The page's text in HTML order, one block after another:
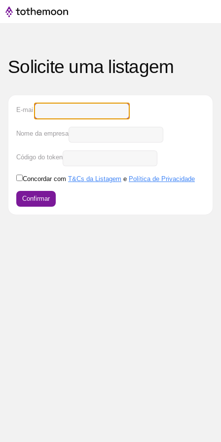
Solicite uma listagem
E-mail
Nome da empresa
Código do token
Concordar com T&Cs da Listagem e Política de Privacidade
Confirmar